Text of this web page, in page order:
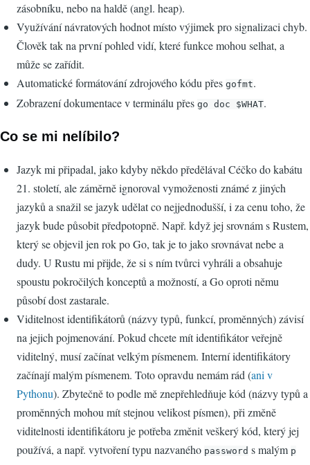
zásobníku, nebo na haldě (angl. heap).
Využívání návratových hodnot místo výjimek pro signalizaci chyb.
Člověk tak na první pohled vidí, které funkce mohou selhat, a
může se zařídit.
Automatické formátování zdrojového kódu přes gofmt.
Zobrazení dokumentace v terminálu přes go doc $WHAT.
Co se mi nelíbilo?
Jazyk mi připadal, jako kdyby někdo předělával Céčko do kabátu
21. století, ale záměrně ignoroval vymoženosti známé z jiných
jazyků a snažil se jazyk udělat co nejjednodušší, i za cenu toho, že
jazyk bude působit předpotopně. Např. když jej srovnám s Rustem,
který se objevil jen rok po Go, tak je to jako srovnávat nebe a
dudy. U Rustu mi přijde, že si s ním tvůrci vyhráli a obsahuje
spoustu pokročilých konceptů a možností, a Go oproti němu
působí dost zastarale.
Viditelnost identifikátorů (názvy typů, funkcí, proměnných) závisí
na jejich pojmenování. Pokud chcete mít identifikátor veřejně
viditelný, musí začínat velkým písmenem. Interní identifikátory
začínají malým písmenem. Toto opravdu nemám rád (ani v
Pythonu). Zbytečně to podle mě znepřehledňuje kód (názvy typů a
proměnných mohou mít stejnou velikost písmen), při změně
viditelnosti identifikátoru je potřeba změnit veškerý kód, který jej
používá, a např. vytvoření typu nazvaného password s malým p